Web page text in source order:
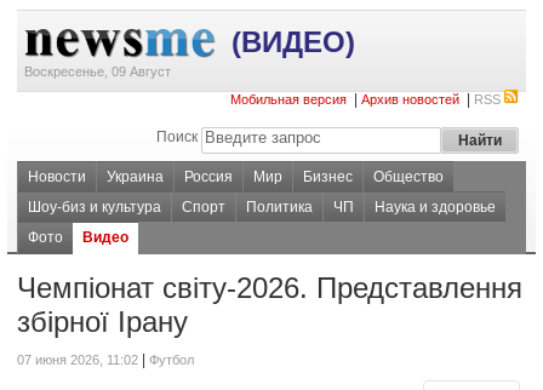
(ВИДЕО)
Воскресенье, 09 Август
Мобильная версия
Архив новостей RSS
Поиск
Новости Украина Россия Мир Бизнес
Общество
Шоу-биз и культура
Спорт Политика ЧП
Наука и здоровье
Фото
Видео
Чемпіонат світу-2026. Представлення
збірної Ірану
07 июня 2026, 11:02 Футбол